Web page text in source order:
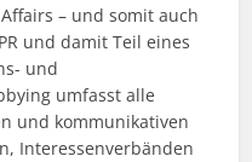
– und somit auch
und damit Teil eines
und
umfasst alle
und kommunikativen
Interessenverbänden